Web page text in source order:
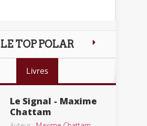
LE TOP POLAR
Livres
Le Signal - Maxime
Chattam